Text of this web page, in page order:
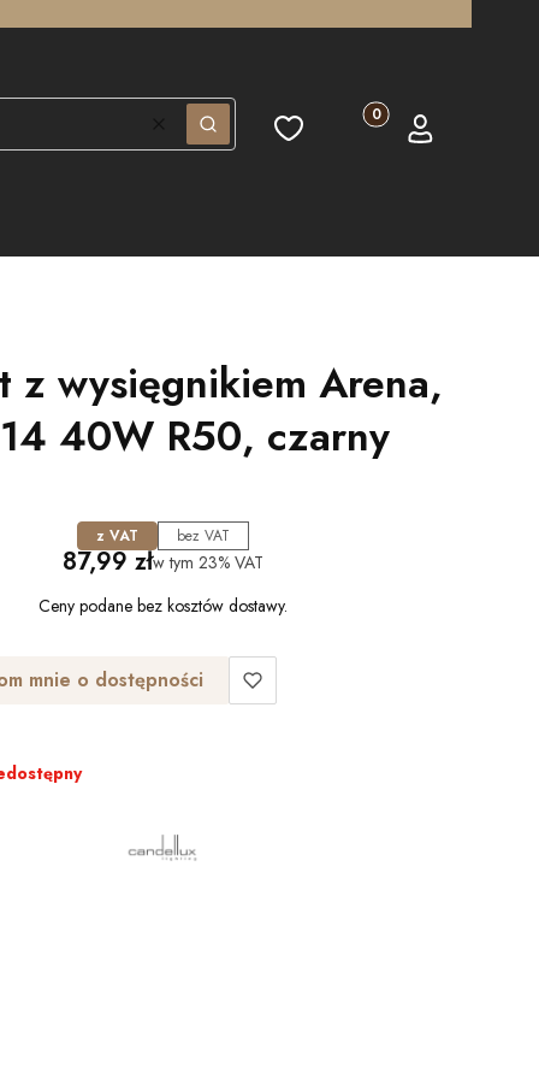
WyczyśćSzukaj Ulubione Produkty w koszyku:
Koszyk Zaloguj się
z wysięgnikiem Arena,
40W R50, czarny
z VAT bez VAT
Cena
87,99 złw tym 23% VAT
Ceny podane bez kosztów dostawy.
mnie o dostępności